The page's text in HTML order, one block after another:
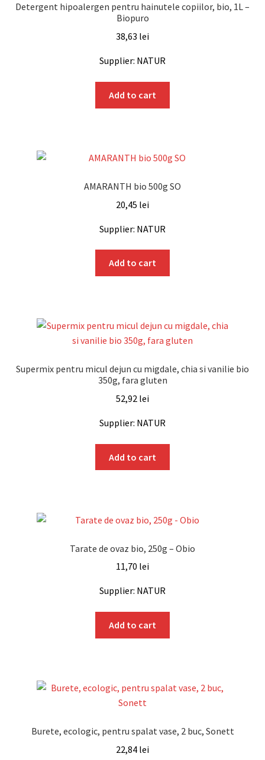
Detergent hipoalergen pentru hainutele copiilor, bio, 1L –
Biopuro
38,63 lei
Supplier: NATUR
Add to cart
AMARANTH bio 500g SO
20,45 lei
Supplier: NATUR
Add to cart
Supermix pentru micul dejun cu migdale, chia si vanilie bio
350g, fara gluten
52,92 lei
Supplier: NATUR
Add to cart
Tarate de ovaz bio, 250g – Obio
11,70 lei
Supplier: NATUR
Add to cart
Burete, ecologic, pentru spalat vase, 2 buc, Sonett
22,84 lei